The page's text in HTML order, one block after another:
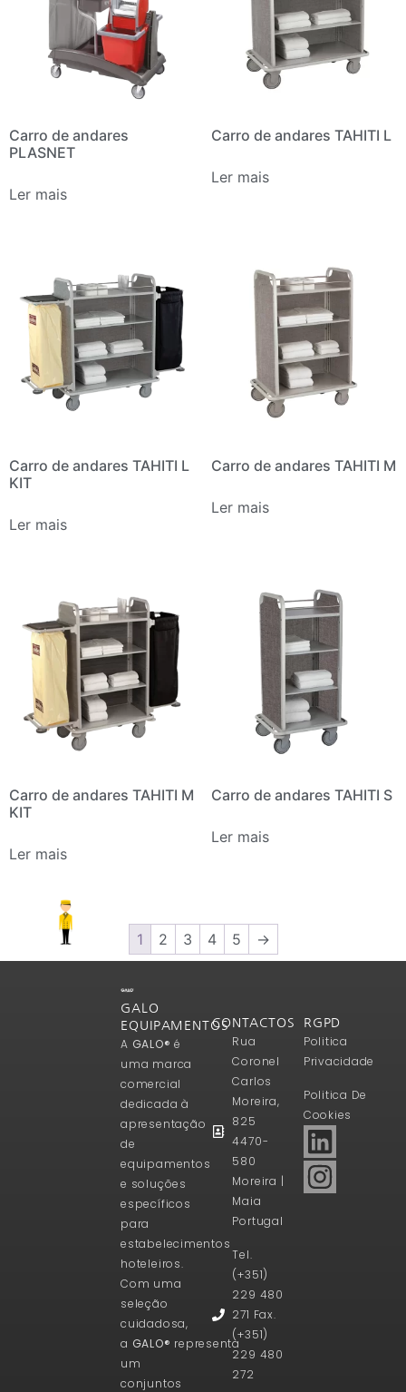
Carro de andares
PLASNET
Ler mais
Carro de andares TAHITI L
Ler mais
Carro de andares TAHITI L
KIT
Ler mais
Carro de andares TAHITI M
Ler mais
Carro de andares TAHITI M
KIT
Ler mais
Carro de andares TAHITI S
Ler mais
1 2 3 4 5 →
GALO
EQUIPAMENTOS
A GALO® é
uma marca
comercial
dedicada à
apresentação
de
equipamentos
e soluções
específicos
para
estabelecimentos
hoteleiros.
Com uma
seleção
cuidadosa,
a GALO® representa
um
conjuntos
CONTACTOS
Rua
Coronel
Carlos
Moreira,
825
4470-
580
Moreira |
Maia
Portugal
Tel.
(+351)
229 480
271 Fax.
(+351)
229 480
272
RGPD
Politica
Privacidade
Politica De
Cookies